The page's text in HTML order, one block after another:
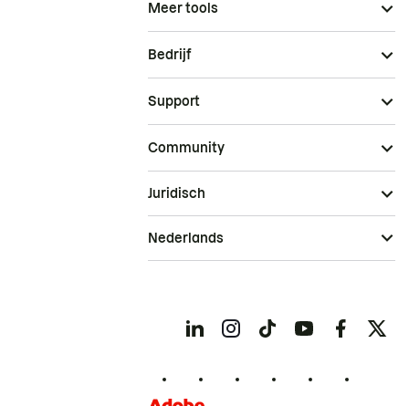
Meer tools
Bedrijf
Support
Community
Juridisch
Nederlands